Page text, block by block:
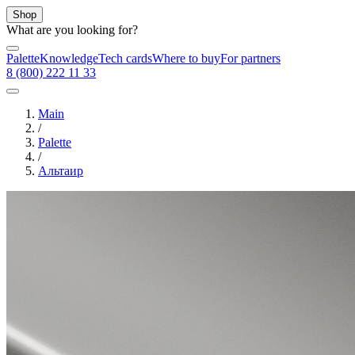
Shop
What are you looking for?
PaletteKnowledgeTech cardsWhere to buyFor partners
8 (800) 222 11 33
Main
/
Palette
/
Альтаир